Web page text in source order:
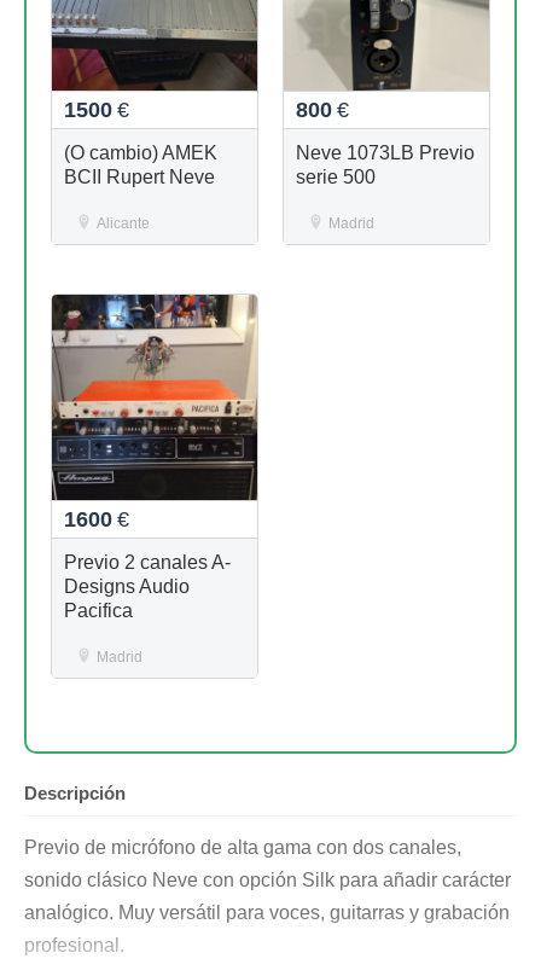
1500 €
(O cambio) AMEK
BCII Rupert Neve
Alicante
800 €
Neve 1073LB Previo
serie 500
Madrid
1600 €
Previo 2 canales A-
Designs Audio
Pacifica
Madrid
Descripción
Previo de micrófono de alta gama con dos canales,
sonido clásico Neve con opción Silk para añadir carácter
analógico. Muy versátil para voces, guitarras y grabación
profesional.